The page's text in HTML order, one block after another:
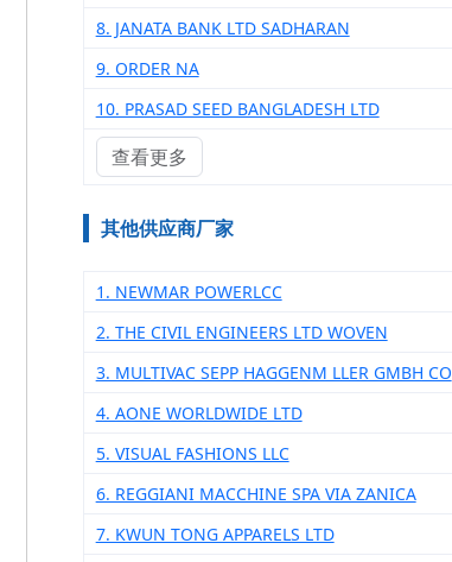
8. JANATA BANK LTD SADHARAN
9. ORDER NA
10. PRASAD SEED BANGLADESH LTD
查看更多
其他供应商厂家
1. NEWMAR POWERLCC
2. THE CIVIL ENGINEERS LTD WOVEN
3. MULTIVAC SEPP HAGGENM LLER GMBH CO
4. AONE WORLDWIDE LTD
5. VISUAL FASHIONS LLC
6. REGGIANI MACCHINE SPA VIA ZANICA
7. KWUN TONG APPARELS LTD